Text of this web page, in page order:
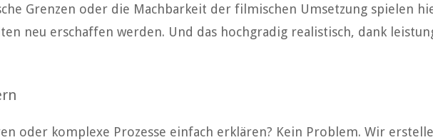
Grenzen oder die Machbarkeit der filmischen Umsetzung spielen
neu erschaffen werden. Und das hochgradig realistisch, dank
oder komplexe Prozesse einfach erklären? Kein Problem. Wir